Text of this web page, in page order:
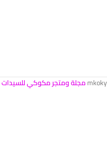
mkokyمجلة ومتجر مكوكي للسيدات